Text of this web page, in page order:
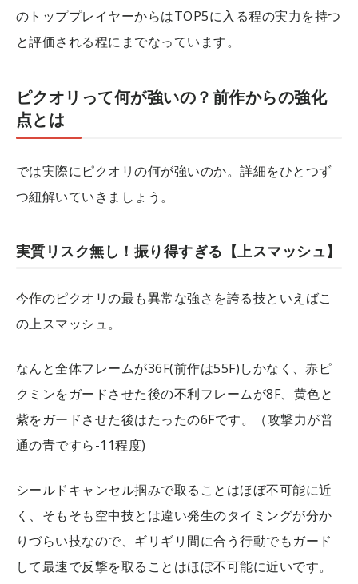
のトッププレイヤーからはTOP5に入る程の実力を持つ
と評価される程にまでなっています。
ピクオリって何が強いの？前作からの強化
点とは
では実際にピクオリの何が強いのか。詳細をひとつず
つ紐解いていきましょう。
実質リスク無し！振り得すぎる【上スマッシュ】
今作のピクオリの最も異常な強さを誇る技といえばこ
の上スマッシュ。
なんと全体フレームが36F(前作は55F)しかなく、赤ピ
クミンをガードさせた後の不利フレームが8F、黄色と
紫をガードさせた後はたったの6Fです。（攻撃力が普
通の青ですら-11程度)
シールドキャンセル掴みで取ることはほぼ不可能に近
く、そもそも空中技とは違い発生のタイミングが分か
りづらい技なので、ギリギリ間に合う行動でもガード
して最速で反撃を取ることはほぼ不可能に近いです。